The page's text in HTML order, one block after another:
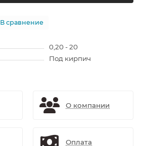
В сравнение
0,20 - 20
Под кирпич
О компании
Оплата